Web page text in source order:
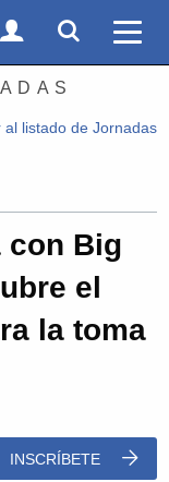
Socios
Acceso
listado de Jornadas
con Big
el
la toma
INSCRÍBETE